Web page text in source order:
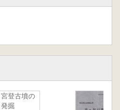
宮登古墳の
発掘